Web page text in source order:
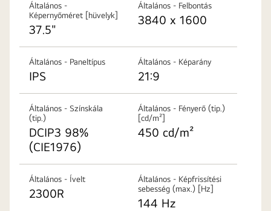
dobozban.
Általános -
Képernyőméret [hüvelyk]
37.5"
Általános - Felbontás
3840 x 1600
Általános - Paneltípus
IPS
Általános - Képarány
21:9
Általános - Színskála
(tip.)
DCIP3 98%
(CIE1976)
Általános - Fényerő (tip.)
[cd/m²]
450 cd/m²
Általános - Ívelt
2300R
Általános - Képfrissítési
sebesség (max.) [Hz]
144 Hz